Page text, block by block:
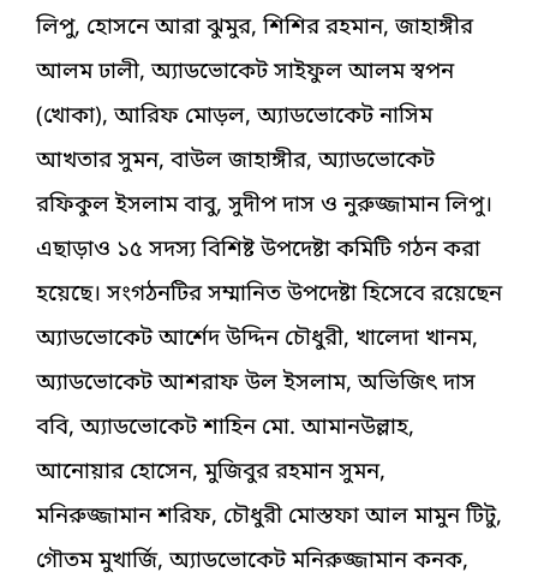
লিপু, হোসনে আরা ঝুমুর, শিশির রহমান, জাহাঙ্গীর
আলম ঢালী, অ্যাডভোকেট সাইফুল আলম স্বপন
(খোকা), আরিফ মোড়ল, অ্যাডভোকেট নাসিম
আখতার সুমন, বাউল জাহাঙ্গীর, অ্যাডভোকেট
রফিকুল ইসলাম বাবু, সুদীপ দাস ও নুরুজ্জামান লিপু।
এছাড়াও ১৫ সদস্য বিশিষ্ট উপদেষ্টা কমিটি গঠন করা
হয়েছে। সংগঠনটির সম্মানিত উপদেষ্টা হিসেবে রয়েছেন
অ্যাডভোকেট আর্শেদ উদ্দিন চৌধুরী, খালেদা খানম,
অ্যাডভোকেট আশরাফ উল ইসলাম, অভিজিৎ দাস
ববি, অ্যাডভোকেট শাহিন মো. আমানউল্লাহ,
আনোয়ার হোসেন, মুজিবুর রহমান সুমন,
মনিরুজ্জামান শরিফ, চৌধুরী মোস্তফা আল মামুন টিটু,
গৌতম মুখার্জি, অ্যাডভোকেট মনিরুজ্জামান কনক,